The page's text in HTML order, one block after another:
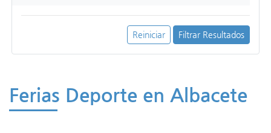
Reiniciar Filtrar Resultados
Ferias Deporte en Albacete